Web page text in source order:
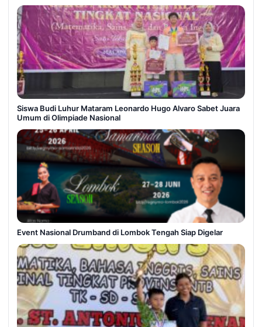
Siswa Budi Luhur Mataram Leonardo Hugo Alvaro Sabet Juara
Umum di Olimpiade Nasional
Event Nasional Drumband di Lombok Tengah Siap Digelar